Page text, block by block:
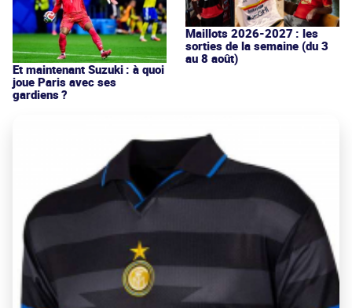
Et maintenant Suzuki : à quoi
joue Paris avec ses
gardiens ?
Maillots 2026-2027 : les
sorties de la semaine (du 3
au 8 août)